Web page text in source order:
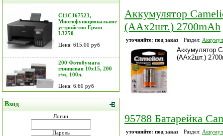
C11CJ67523,
Многофункциональное
устройство Epson
L3250
Цена: 615.00 руб
200 Фотобумага
глянцевая 10х15, 200
г/м, 100л.
Цена: 6.60 руб
Вход
Логин
Пароль
Аккумулятор
(AAx2шт.) 2700mAh
уточняйте: под заказ Раздел:
Аккумулятор
(AAx2шт.)
95788 Батарейка
уточняйте: под заказ Раздел: